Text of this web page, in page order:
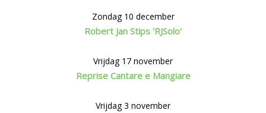
Zondag 10 december
Robert Jan Stips 'RJSolo'
Vrijdag 17 november
Reprise Cantare e Mangiare
Vrijdag 3 november